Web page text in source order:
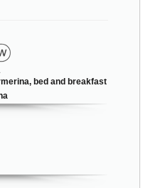
bed and breakfast